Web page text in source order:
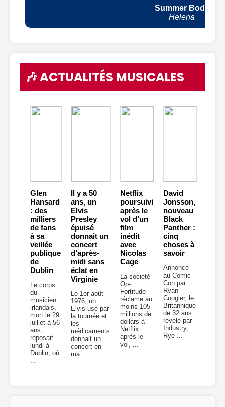
Summer Body
Helena
🎶 ACTUALITÉS MUSICALES
Glen
Hansard
: des
milliers
de fans
à sa
veillée
publique
de
Dublin
Le corps
du
musicien
irlandais,
mort le 29
juillet à 56
ans,
reposait
lundi à
Dublin, où
Il y a 50
ans, un
Elvis
Presley
épuisé
donnait un
concert
d’après-
midi sans
éclat en
Virginie
Le 1er août
1976, un
Elvis usé par
la tournée et
les
médicaments
donnait un
concert en
ma...
Netflix
poursuivi
après le
vol d’un
film
inédit
avec
Nicolas
Cage
La société
Op-
Fortitude
réclame au
moins 105
millions de
dollars à
Netflix
après le
vol, ...
David
Jonsson,
nouveau
Black
Panther :
cinq
choses à
savoir
Annoncé
au Comic-
Con par
Ryan
Coogler, le
Britannique
de 32 ans
révélé par
Industry,
Rye ...